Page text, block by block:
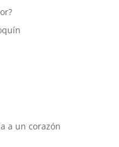
a un corazón